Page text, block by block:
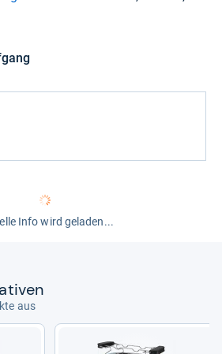
Info wird geladen...
aus